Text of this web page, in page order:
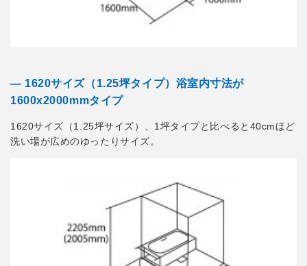
― 1620サイズ（1.25坪タイプ）浴室内寸法が
1600x2000mmタイプ
1620サイズ（1.25坪サイズ）、1坪タイプと比べると40cmほど
洗い場が広めのゆったりサイズ。